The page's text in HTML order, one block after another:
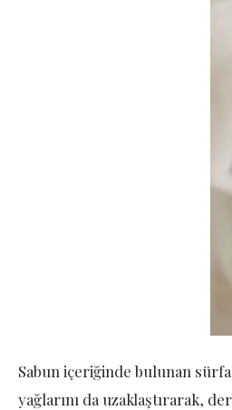
Sabun içeriğinde bulunan
yağlarını da uzaklaştırarak,